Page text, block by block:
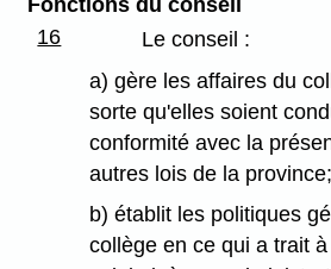
16
Le conseil :
a) gère les affaires du
sorte qu'elles soient
conformité avec la
autres lois de la province;
b) établit les politiques
collège en ce qui a trait